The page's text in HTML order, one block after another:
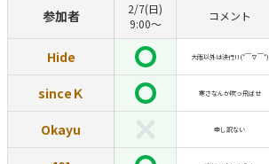
参加者
2/7(日)
9:00〜
コメント
Hide 大雨以外は決行!!(*￣∇￣*)
sinceＫ 寒さなんか吹っ飛ばせ
Okayu 申し訳ない